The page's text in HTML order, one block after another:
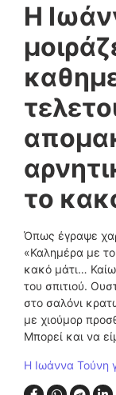
Η
το
Όπως έγραψε
«Καλημέρα με το
κακό μάτι…
του σπιτιού.
στο σαλόνι
με χιούμορ
Μπορεί και να
Η Ιωάννα Τούνη